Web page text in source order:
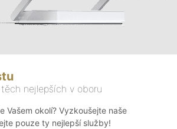
nejlepších v oboru
Vašem okolí? Vyzkoušejte naše
pouze ty nejlepší služby!